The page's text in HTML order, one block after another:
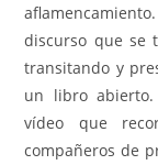
discurso que se
transitando y
un libro abierto.
vídeo que
compañeros de